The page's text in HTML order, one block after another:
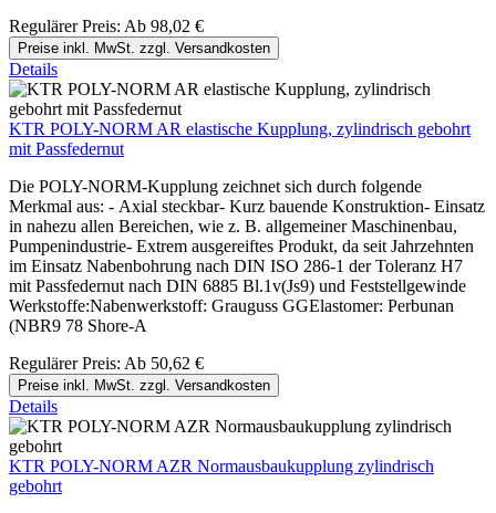
Regulärer Preis: Ab 98,02 €
Preise inkl. MwSt. zzgl. Versandkosten
Details
KTR POLY-NORM AR elastische Kupplung, zylindrisch gebohrt
mit Passfedernut
Die POLY-NORM-Kupplung zeichnet sich durch folgende
Merkmal aus: - Axial steckbar- Kurz bauende Konstruktion- Einsatz
in nahezu allen Bereichen, wie z. B. allgemeiner Maschinenbau,
Pumpenindustrie- Extrem ausgereiftes Produkt, da seit Jahrzehnten
im Einsatz Nabenbohrung nach DIN ISO 286-1 der Toleranz H7
mit Passfedernut nach DIN 6885 Bl.1v(Js9) und Feststellgewinde
Werkstoffe:Nabenwerkstoff: Grauguss GGElastomer: Perbunan
(NBR9 78 Shore-A
Regulärer Preis: Ab 50,62 €
Preise inkl. MwSt. zzgl. Versandkosten
Details
KTR POLY-NORM AZR Normausbaukupplung zylindrisch
gebohrt